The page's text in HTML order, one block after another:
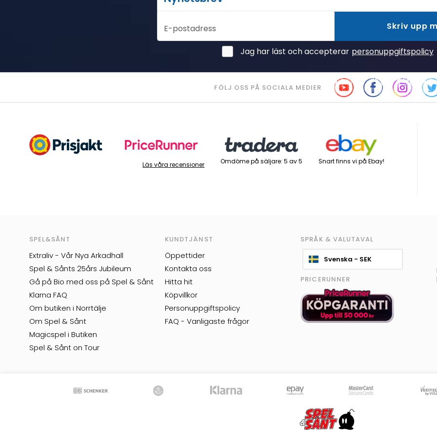
E-postadress Skriv upp
Jag har läst och accepterar personuppgiftspolicy
FÖLJ OSS PÅ SOCIALA MEDIER
Läs våra recensioner Omdöme på säljare: 5 av 5 Snart finns vi på Ebay!
SPEL&SÅNT
Extraliv - Vår Nya Arkadhall
Spel & Sånts 25års Jubileum
Gå på Bio med oss på Spel & Sånt
Klarna FAQ
Om butiken i Norrtälje
Om Spel & Sånt
Magicspel i Butiken
Spel & Sånt on Tour
KUNDTJÄNST
Öppettider
Kontakta oss
Hitta hit
Köpvillkor
Personuppgiftspolicy
FAQ - Vanligaste frågor
SPRÅK & VALUTAVAL
Svenska - SEK
PRICERUNNER